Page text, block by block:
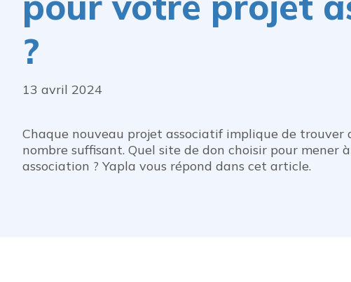
?
13 avril 2024
Chaque nouveau projet associatif implique de trouver
nombre suffisant. Quel site de don choisir pour mener
association ? Yapla vous répond dans cet article.